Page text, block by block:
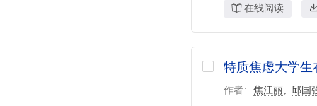
在线阅读
特质焦虑大学
作者 焦江丽 邱国